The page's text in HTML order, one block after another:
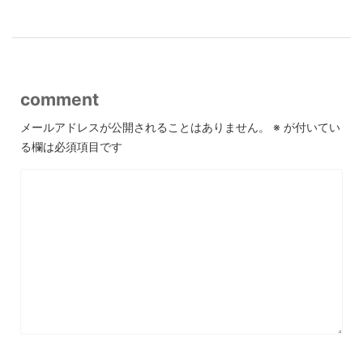
comment
メールアドレスが公開されることはありません。 ※ が付いてい
る欄は必須項目です